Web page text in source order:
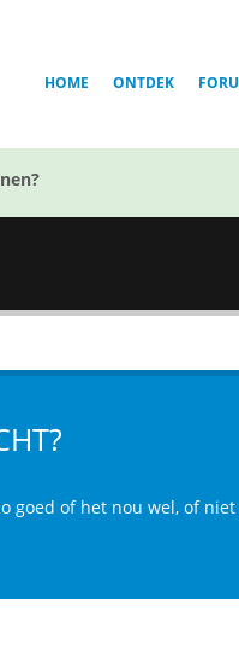
HOME ONTDEK
goed of het nou wel, of